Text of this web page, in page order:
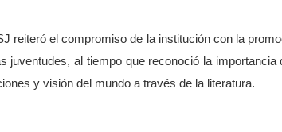
reiteró el compromiso de la institución con la
juventudes, al tiempo que reconoció la
y visión del mundo a través de la literatura.